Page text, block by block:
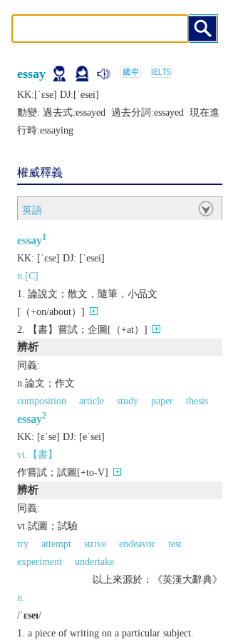
essay
KK:[ˈɛsе] DJ:[ˈеsеi]
動變: 過去式:essayed 過去分詞:essayed 現在進
行時:essaying
權威釋義
英語
essay1
KK: [ˈɛsе] DJ: [ˈеsеi]
n.[C]
論說文；散文，隨筆，小品文
[（+on/about）]
【書】嘗試；企圖[（+at）]
辨析
同義:
n.論文；作文
composition
article study paper thesis
essay2
KK: [ɛˈsе] DJ: [еˈsеi]
vt.【書】
作嘗試；試圖[+to-V]
辨析
同義:
vt.試圖；試驗
try
attempt strive endeavor
test
experiment
undertake
以上來源於：《英漢大辭典》
n.
/ˈɛseɪ/
a piece of writing on a particular subject.